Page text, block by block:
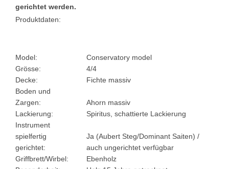
gerichtet werden.
Produktdaten:
Model:
Conservatory model
Grösse:
4/4
Decke:
Fichte massiv
Boden und
Zargen:
Ahorn massiv
Lackierung:
Spiritus, schattierte Lackierung
Instrument
spielfertig
gerichtet:
Ja (Aubert Steg/Dominant Saiten) /
auch ungerichtet verfügbar
Griffbrett/Wirbel:
Ebenholz